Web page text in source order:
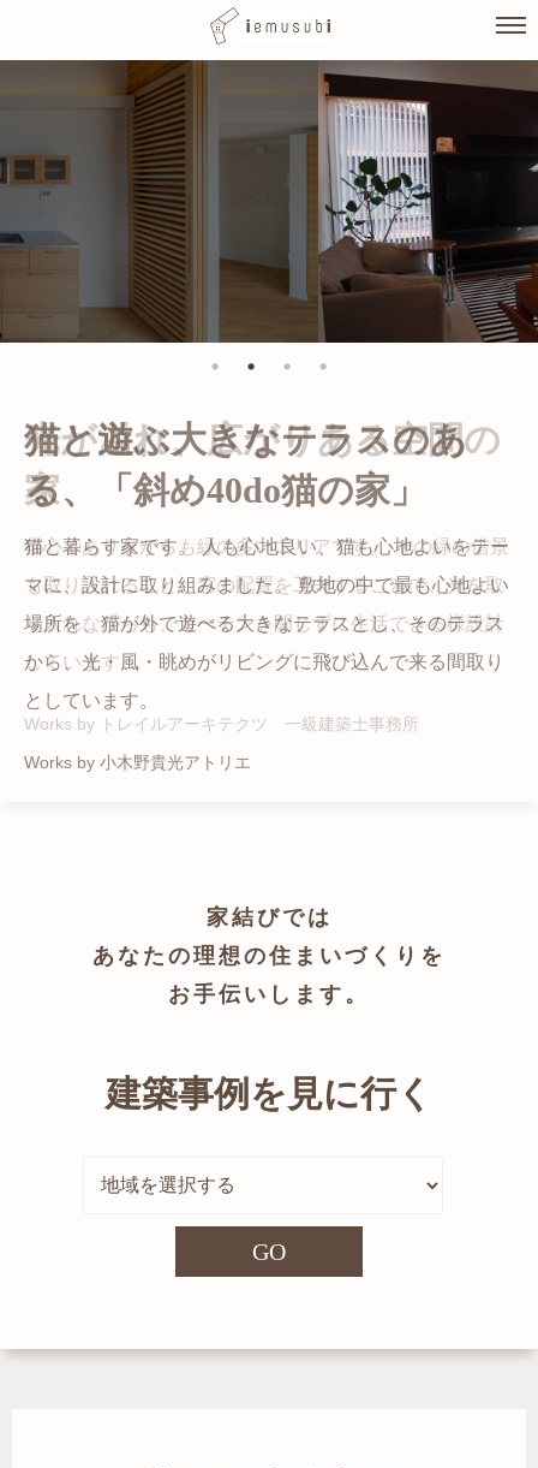
猫と暮らす家です。 人も心地良い、猫も心地よいをテー
マに、設計に取り組みました。 敷地の中で最も心地よい
場所を、猫が外で遊べる大きなテラスとし、そのテラス
から、光・風・眺めがリビングに飛び込んで来る間取り
としています。
Works by 小木野貴光アトリエ
光が溢れ、広がりある空間の
家
都心でありながらも緑の多いエリアです。 その緑の借景
も取り入れること、窓の配置を工夫することで、光を取
り入れながらも、カーテンを閉じずに生活できる様設計
しています。
Works by トレイルアーキテクツ 一級建築士事務所
自然の中の岩山を切り開いて造った、ワイルドなゲスト
ハウスをイメージした空間が広がる都市型住宅です。
かつての機織り工場が、その趣を残しつつ孫世帯の住居
へと蘇りました。
家結びでは
あなたの理想の住まいづくりを
お手伝いします。
建築事例を見に行く
GO